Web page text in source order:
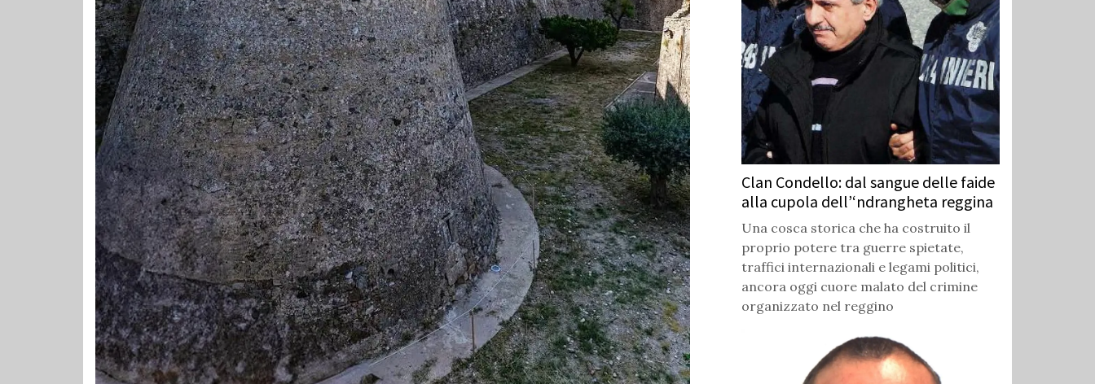
Clan Condello: dal sangue delle faide
alla cupola dell’‘ndrangheta reggina
Una cosca storica che ha costruito il
proprio potere tra guerre spietate,
traffici internazionali e legami politici,
ancora oggi cuore malato del crimine
organizzato nel reggino